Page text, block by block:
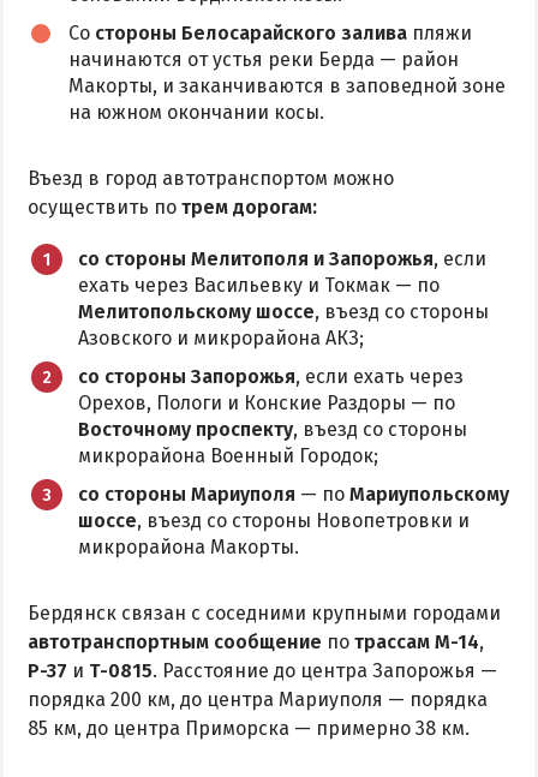
ДОСТОПРИМЕЧАТЕЛЬНОСТИ
Памятники и скульптуры
Бердянские маяки
ЭКСКУРСИИ И МАРШРУТЫ
Острова Дзендзик
Приазовский природный парк
ПРОЕЗД
Маршрутки
РЕКОМЕНДАЦИИ ПО ВЫБОРУ ЖИЛЬЯ
Отдых с детьми
Отдых в мае и на майские
Отдых в сентябре
Отдых зимой и в межсезонье
Со стороны Белосарайского залива пляжи
начинаются от устья реки Берда — район
Макорты, и заканчиваются в заповедной зоне
на южном окончании косы.
Въезд в город автотранспортом можно
осуществить по трем дорогам:
со стороны Мелитополя и Запорожья, если
ехать через Васильевку и Токмак — по
Мелитопольскому шоссе, въезд со стороны
Азовского и микрорайона АКЗ;
со стороны Запорожья, если ехать через
Орехов, Пологи и Конские Раздоры — по
Восточному проспекту, въезд со стороны
микрорайона Военный Городок;
со стороны Мариуполя — по Мариупольскому
шоссе, въезд со стороны Новопетровки и
микрорайона Макорты.
Бердянск связан с соседними крупными городами
автотранспортным сообщение по трассам М-14,
Р-37 и Т-0815. Расстояние до центра Запорожья —
порядка 200 км, до центра Мариуполя — порядка
85 км, до центра Приморска — примерно 38 км.